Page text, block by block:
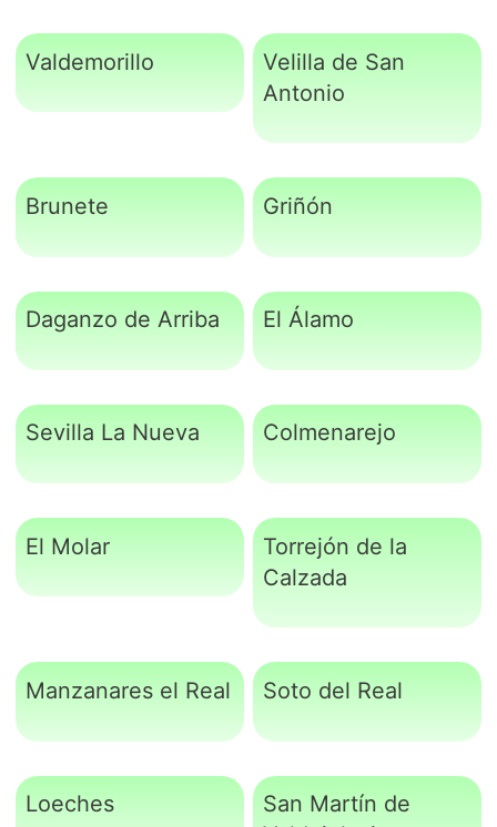
Valdemorillo
Velilla de San
Antonio
Brunete Griñón
Daganzo de Arriba El Álamo
Sevilla La Nueva Colmenarejo
El Molar
Torrejón de la
Calzada
Manzanares el Real Soto del Real
Loeches
San Martín de